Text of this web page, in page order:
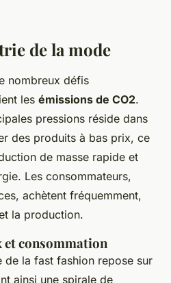
de la mode
nombreux défis
les émissions de CO2.
pressions réside dans
des produits à bas prix, ce
de masse rapide et
Les consommateurs,
achètent fréquemment,
la production.
et consommation
de la fast fashion repose sur
ainsi une spirale de